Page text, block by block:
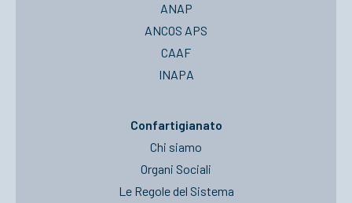
ANAP
ANCOS APS
CAAF
INAPA
Confartigianato
Chi siamo
Organi Sociali
Le Regole del Sistema